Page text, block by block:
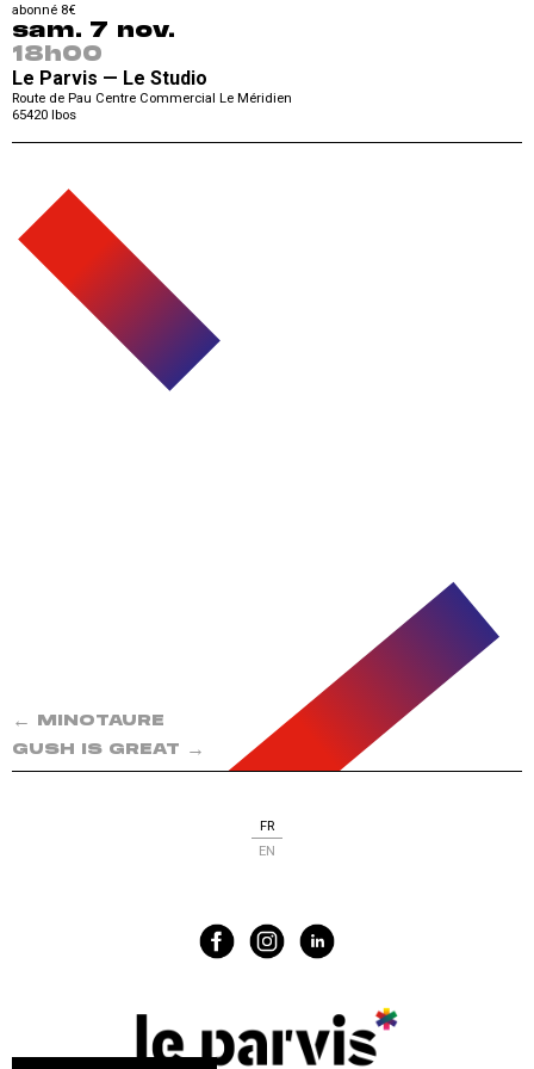
abonné 8€
sam. 7 nov.
18h00
Le Parvis — Le Studio
Route de Pau Centre Commercial Le Méridien
65420
Ibos
← MINOTAURE
GUSH IS GREAT →
FR
EN